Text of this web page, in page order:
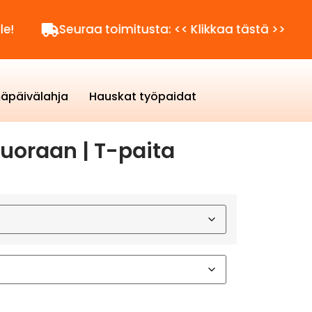
Seuraa toimitusta: << Klikkaa tästä >>
Hauskat työpaidat
| T-paita